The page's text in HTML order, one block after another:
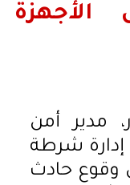
الأجهزة
مدير أمن
إدارة شرطة
وقوع حادث